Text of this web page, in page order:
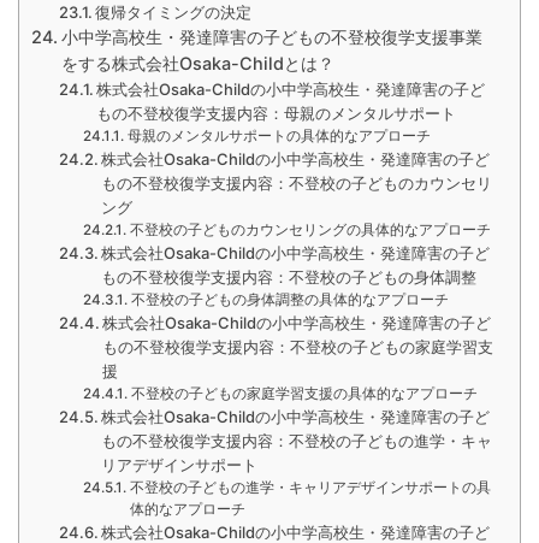
復帰タイミングの決定
小中学高校生・発達障害の子どもの不登校復学支援事業
をする株式会社Osaka-Childとは？
株式会社Osaka-Childの小中学高校生・発達障害の子ど
もの不登校復学支援内容：母親のメンタルサポート
母親のメンタルサポートの具体的なアプローチ
株式会社Osaka-Childの小中学高校生・発達障害の子ど
もの不登校復学支援内容：不登校の子どものカウンセリ
ング
不登校の子どものカウンセリングの具体的なアプローチ
株式会社Osaka-Childの小中学高校生・発達障害の子ど
もの不登校復学支援内容：不登校の子どもの身体調整
不登校の子どもの身体調整の具体的なアプローチ
株式会社Osaka-Childの小中学高校生・発達障害の子ど
もの不登校復学支援内容：不登校の子どもの家庭学習支
援
不登校の子どもの家庭学習支援の具体的なアプローチ
株式会社Osaka-Childの小中学高校生・発達障害の子ど
もの不登校復学支援内容：不登校の子どもの進学・キャ
リアデザインサポート
不登校の子どもの進学・キャリアデザインサポートの具
体的なアプローチ
株式会社Osaka-Childの小中学高校生・発達障害の子ど